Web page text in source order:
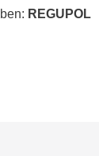
REGUPOL